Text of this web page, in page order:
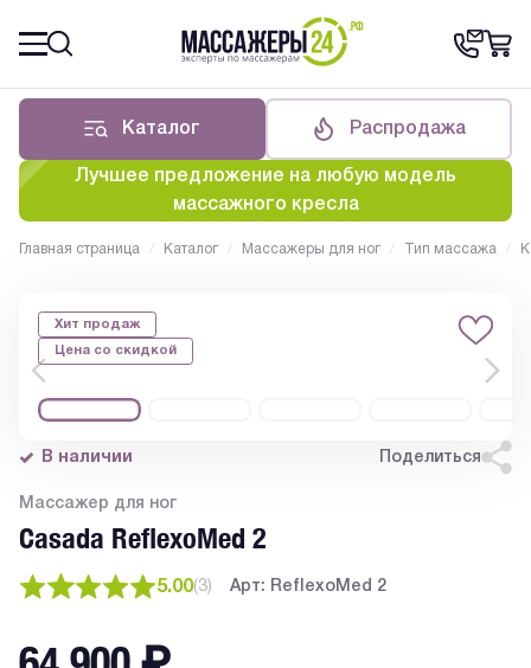
Каталог Распродажа
Лучшее предложение на любую модель
массажного кресла
Главная страница / Каталог / Массажеры для ног / Тип массажа /
Хит продаж
Цена со скидкой
В наличии Поделиться
Массажер для ног
Casada ReflexoMed 2
5.00(3) Арт: ReflexoMed 2